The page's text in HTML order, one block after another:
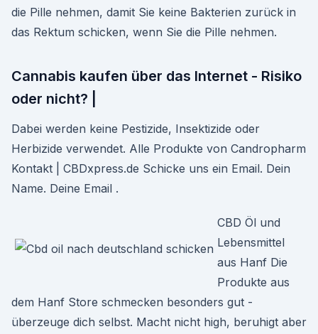
die Pille nehmen, damit Sie keine Bakterien zurück in
das Rektum schicken, wenn Sie die Pille nehmen.
Cannabis kaufen über das Internet - Risiko
oder nicht? |
Dabei werden keine Pestizide, Insektizide oder
Herbizide verwendet. Alle Produkte von Candropharm
Kontakt | CBDxpress.de Schicke uns ein Email. Dein
Name. Deine Email .
CBD Öl und
Lebensmittel
aus Hanf Die
Produkte aus
dem Hanf Store schmecken besonders gut -
überzeuge dich selbst. Macht nicht high, beruhigt aber